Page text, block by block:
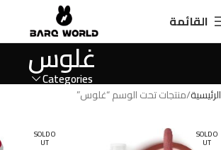
القائمة
غلوس
Categories
الرئيسية منتجات تحت الوسم “غلوس”
SOLD O
UT
SOLD O
UT